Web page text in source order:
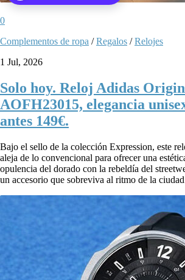
0
Complementos de ropa /Regalos /Relojes
1 Jul, 2026
Solo hoy. Reloj Adidas
AOFH23015, elegancia
antes 149€.
Bajo el sello de la colección Expression, este
aleja de lo convencional para ofrecer una
opulencia del dorado con la rebeldía del
un accesorio que sobreviva al ritmo de la